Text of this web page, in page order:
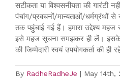
सटीकता या विश्वसनीयता की गारंटी
पंचांग/प्रवचनों/मान्यताओं/धर्मग्रंथों
तक पहुंचाई गई हैं। हमारा उद्देश्य महज
इसे महज सूचना समझकर ही लें। इसके
की जिम्मेदारी स्वयं उपयोगकर्ता की ही
By RadheRadheJe | May 14th,